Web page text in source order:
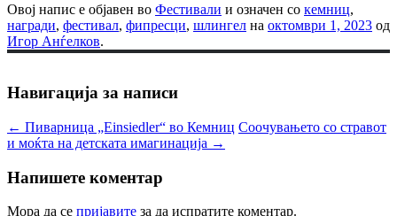
Овој напис е објавен во Фестивали и означен со кемниц,
награди, фестивал, фипресци, шлингел на октомври 1, 2023 од
Игор Анѓелков.
Навигација за написи
← Пиварница „Einsiedler“ во Кемниц Соочувањето со стравот
и моќта на детската имагинација →
Напишете коментар
Мора да се пријавите за да испратите коментар.